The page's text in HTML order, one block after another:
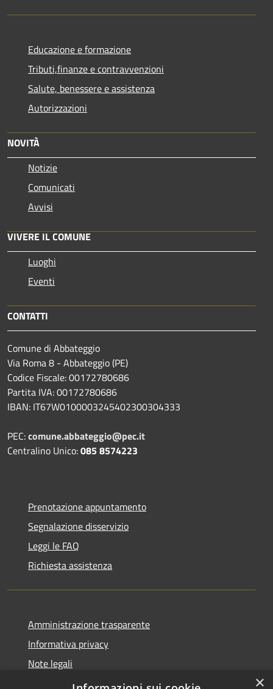
Educazione e formazione
Tributi,finanze e contravvenzioni
Salute, benessere e assistenza
Autorizzazioni
NOVITÀ
Notizie
Comunicati
Avvisi
VIVERE IL COMUNE
Luoghi
Eventi
CONTATTI
Comune di Abbateggio
Via Roma 8 - Abbateggio (PE)
Codice Fiscale: 00172780686
Partita IVA: 00172780686
IBAN: IT67W0100003245402300304333
PEC:comune.abbateggio@pec.it
Centralino Unico:085 8574223
Prenotazione appuntamento
Segnalazione disservizio
Leggi le FAQ
Richiesta assistenza
Amministrazione trasparente
Informativa privacy
Note legali
Dichiarazione di accessibilità
×